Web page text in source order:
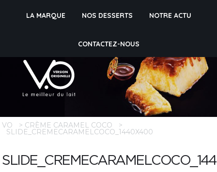
LA MARQUE NOS DESSERTS NOTRE ACTU
CONTACTEZ-NOUS
VO > CRÈME CARAMEL COCO >
SLIDE_CREMECARAMELCOCO_1440X400